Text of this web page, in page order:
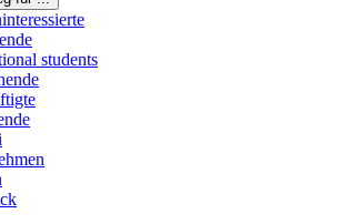
students